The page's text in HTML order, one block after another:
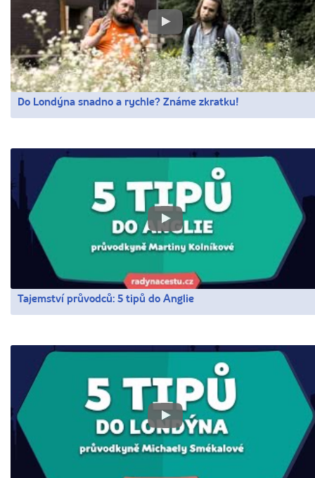
Do Londýna snadno a rychle? Známe zkratku!
Tajemství průvodců: 5 tipů do Anglie